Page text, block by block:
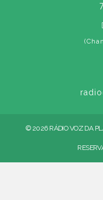
© 2026 RÁDIO VOZ DA